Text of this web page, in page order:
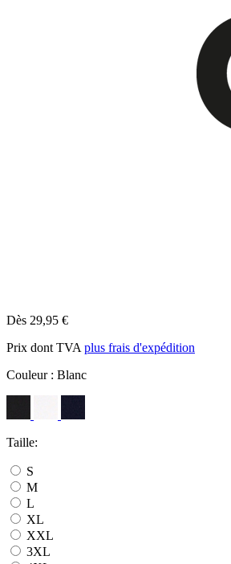
Dès 29,95 €
Prix dont TVA plus frais d'expédition
Couleur : Blanc
Taille:
S
M
L
XL
XXL
3XL